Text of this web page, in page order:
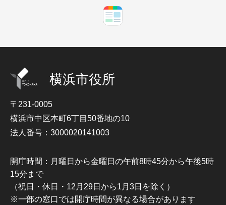
横浜市役所
〒231-0005
横浜市中区本町6丁目50番地の10
法人番号：3000020141003
開庁時間：月曜日から金曜日の午前8時45分から午後5時
15分まで
（祝日・休日・12月29日から1月3日を除く）
※一部の窓口では開庁時間が異なる場合があります